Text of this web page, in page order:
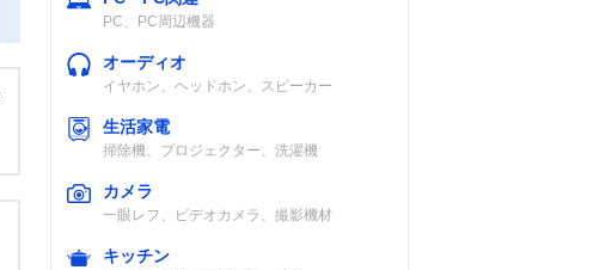
PC、PC周辺機器
オーディオ
イヤホン、ヘッドホン、スピーカー
生活家電
掃除機、プロジェクター、洗濯機
カメラ
一眼レフ、ビデオカメラ、撮影機材
キッチン